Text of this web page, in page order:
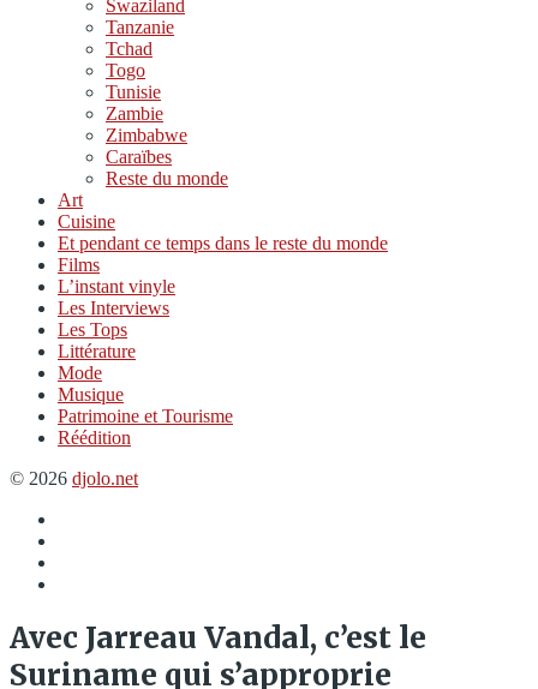
Swaziland
Tanzanie
Tchad
Togo
Tunisie
Zambie
Zimbabwe
Caraïbes
Reste du monde
Art
Cuisine
Et pendant ce temps dans le reste du monde
Films
L’instant vinyle
Les Interviews
Les Tops
Littérature
Mode
Musique
Patrimoine et Tourisme
Réédition
© 2026 djolo.net
Avec Jarreau Vandal, c’est le
Suriname qui s’approprie